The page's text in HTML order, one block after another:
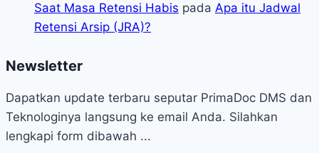
Saat Masa Retensi Habis pada Apa itu Jadwal
Retensi Arsip (JRA)?
Newsletter
Dapatkan update terbaru seputar PrimaDoc DMS dan
Teknologinya langsung ke email Anda. Silahkan
lengkapi form dibawah ...